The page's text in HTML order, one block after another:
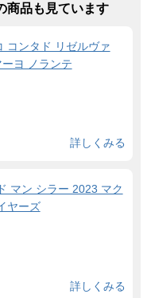
商品も見ています
コンタド リゼルヴァ
ヨ ノランテ
詳しくみる
マン シラー 2023 マク
ヤーズ
詳しくみる